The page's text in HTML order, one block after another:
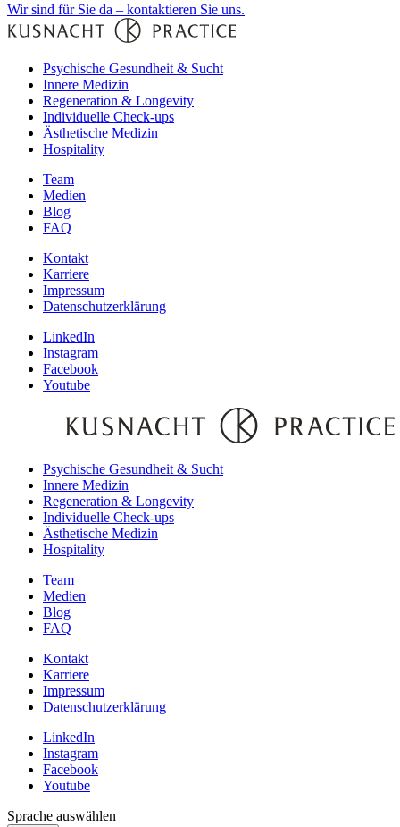
Wir sind für Sie da – kontaktieren Sie uns.
Psychische Gesundheit & Sucht
Innere Medizin
Regeneration & Longevity
Individuelle Check-ups
Ästhetische Medizin
Hospitality
Team
Medien
Blog
FAQ
Kontakt
Karriere
Impressum
Datenschutzerklärung
LinkedIn
Instagram
Facebook
Youtube
Psychische Gesundheit & Sucht
Innere Medizin
Regeneration & Longevity
Individuelle Check-ups
Ästhetische Medizin
Hospitality
Team
Medien
Blog
FAQ
Kontakt
Karriere
Impressum
Datenschutzerklärung
LinkedIn
Instagram
Facebook
Youtube
Sprache auswählen